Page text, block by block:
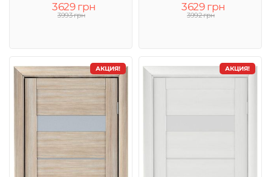
3629 грн
3993 грн
3629 грн
3992 грн
АКЦИЯ! АКЦИЯ!